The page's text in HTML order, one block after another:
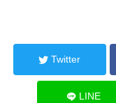
Twitter
LINE